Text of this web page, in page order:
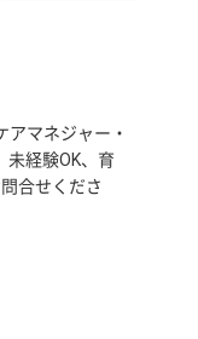
マネジャー・
未経験OK、育
合せくださ